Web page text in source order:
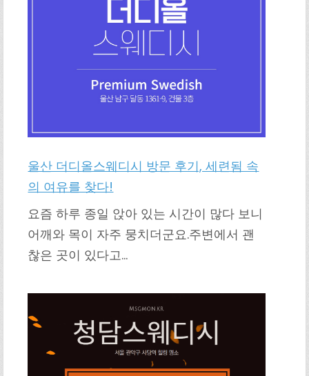
울산 더디올스웨디시 방문 후기, 세련됨 속
의 여유를 찾다!
요즘 하루 종일 앉아 있는 시간이 많다 보니
어깨와 목이 자주 뭉치더군요.주변에서 괜
찮은 곳이 있다고…